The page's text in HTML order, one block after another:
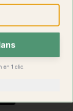
en 1 clic.